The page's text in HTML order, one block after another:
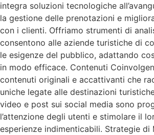
integra soluzioni tecnologiche
la gestione delle prenotazioni e
con i clienti. Offriamo strumenti di
consentono alle aziende turistiche di
le esigenze del pubblico, adattando
in modo efficace. Contenuti
contenuti originali e accattivanti che
uniche legate alle destinazioni
video e post sui social media sono
l’attenzione degli utenti e stimolare il
esperienze indimenticabili. Strategie di